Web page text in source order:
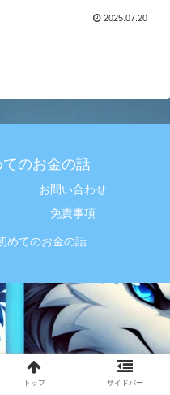
2025.07.20
のお金の話
お問い合わせ
免責事項
めてのお金の話.
トップ サイドバー